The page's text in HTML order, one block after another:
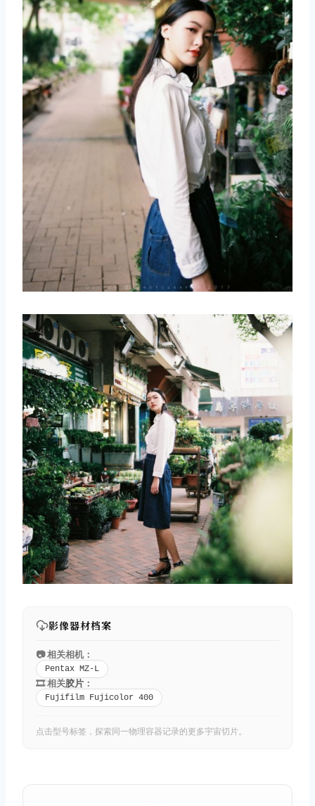
影像器材档案
📷 相关相机：
Pentax MZ-L
🎞️ 相关胶片 ：
Fujifilm Fujicolor 400
点击型号标签，探索同一物理容器记录的更多宇宙切片。